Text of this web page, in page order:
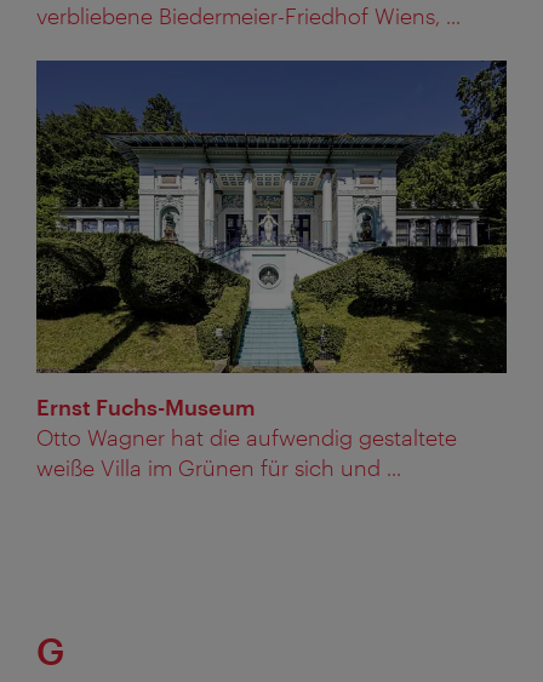
verbliebene Biedermeier-Friedhof Wiens, ...
Ernst Fuchs-Museum
Otto Wagner hat die aufwendig gestaltete
weiße Villa im Grünen für sich und ...
G